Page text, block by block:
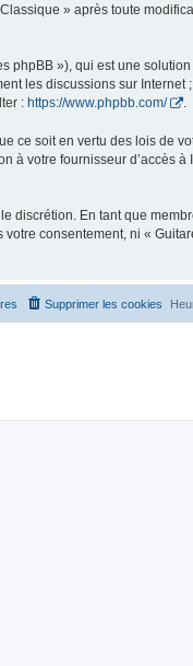
» après toute
phpBB »), qui est une
les discussions sur Internet
: https://www.phpbb.com/ .
ce soit en vertu des lois de
à votre fournisseur d’accès à
discrétion. En tant que
consentement, ni «
Supprimer les cookies